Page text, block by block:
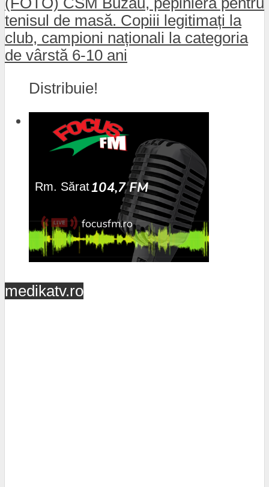
tenisul de masă. Copiii legitimați la
club, campioni naționali la categoria
de vârstă 6-10 ani
Distribuie!
medikatv.ro